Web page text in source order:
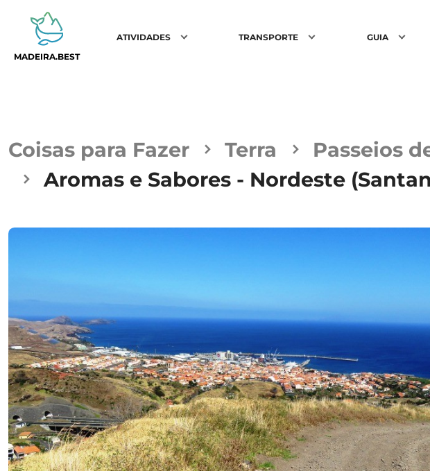
MADEIRA.BEST
ATIVIDADES TRANSPORTE GUIA
Coisas para Fazer Terra
Passeios
Aromas e Sabores - Nordeste